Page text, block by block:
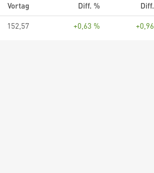
Vortag Diff. % Diff.
152,57 +0,63 % +0,96